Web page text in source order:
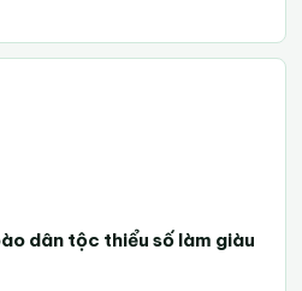
dân tộc thiểu số làm giàu